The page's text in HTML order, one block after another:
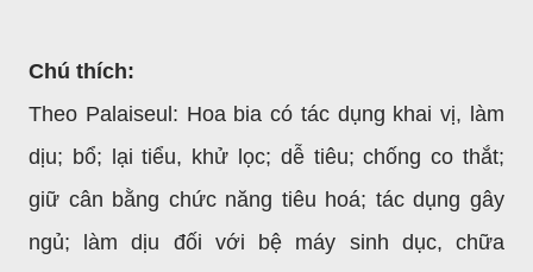
Chú thích:
Theo Palaiseul: Hoa bia có tác dụng khai vị, làm
dịu; bổ; lại tiểu, khử lọc; dễ tiêu; chống co thắt;
giữ cân bằng chức năng tiêu hoá; tác dụng gây
ngủ; làm dịu đối với bệ máy sinh dục, chữa